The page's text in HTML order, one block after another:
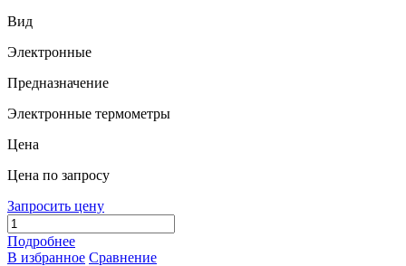
Вид
Электронные
Предназначение
Электронные термометры
Цена
Цена по запросу
Запросить цену
Подробнее
В избранное Сравнение